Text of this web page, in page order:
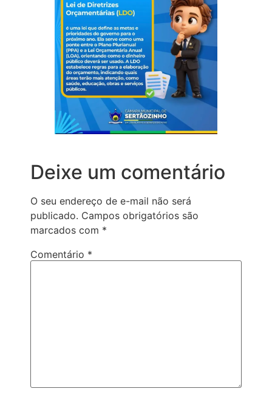
Deixe um comentário
O seu endereço de e-mail não será
publicado. Campos obrigatórios são
marcados com *
Comentário *